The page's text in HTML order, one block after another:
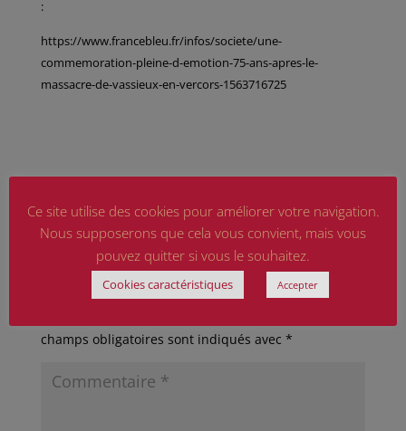
:
https://www.francebleu.fr/infos/societe/une-
commemoration-pleine-d-emotion-75-ans-apres-le-
massacre-de-vassieux-en-vercors-1563716725
Poster le commentaire
champs obligatoires sont indiqués avec *
Ce site utilise des cookies pour améliorer votre navigation.
Nous supposerons que cela vous convient, mais vous
pouvez quitter si vous le souhaitez.
Cookies caractéristiques Accepter